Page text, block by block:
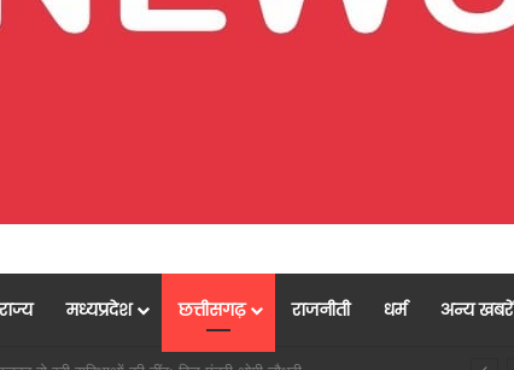
मध्यप्रदेश छत्तीसगढ़ राजनीती धर्म अन्य खबरें